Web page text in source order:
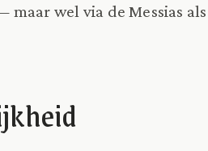
maar wel via de Messias